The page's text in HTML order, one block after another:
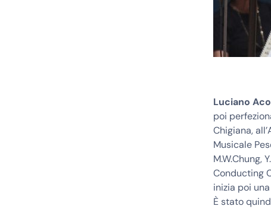
Luciano
poi
Chigiana,
Musicale
M.W.Chung,
Conducting
inizia poi
È stato